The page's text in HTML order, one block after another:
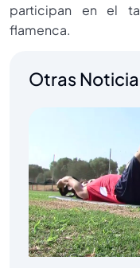
participan en el
flamenca.
Otras